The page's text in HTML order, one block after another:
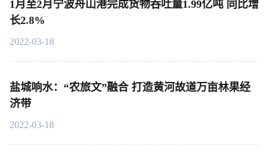
1月至2月宁波舟山港完成货物吞吐量1.99亿吨 同比增
长2.8%
2022-03-18
盐城响水：“农旅文”融合 打造黄河故道万亩林果经
济带
2022-03-18